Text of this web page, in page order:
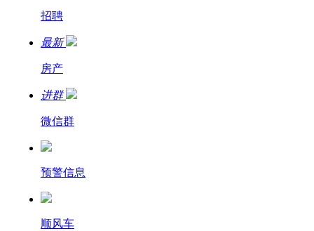
招聘
最新
房产
进群
微信群
预警信息
顺风车